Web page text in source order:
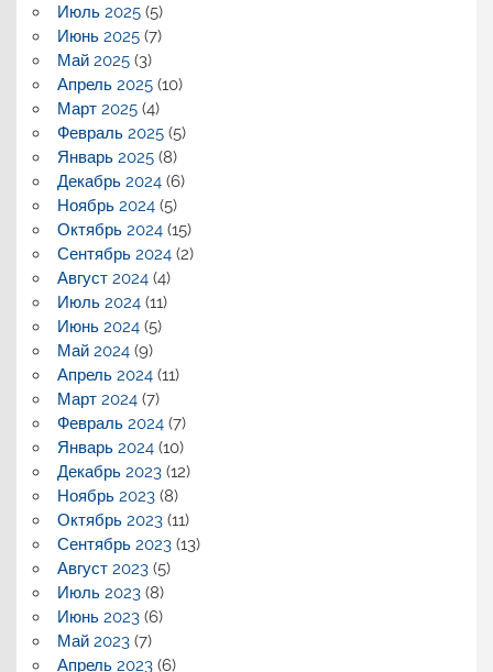
Июль 2025(5)
Июнь 2025(7)
Май 2025(3)
Апрель 2025(10)
Март 2025(4)
Февраль 2025(5)
Январь 2025(8)
Декабрь 2024(6)
Ноябрь 2024(5)
Октябрь 2024(15)
Сентябрь 2024(2)
Август 2024(4)
Июль 2024(11)
Июнь 2024(5)
Май 2024(9)
Апрель 2024(11)
Март 2024(7)
Февраль 2024(7)
Январь 2024(10)
Декабрь 2023(12)
Ноябрь 2023(8)
Октябрь 2023(11)
Сентябрь 2023(13)
Август 2023(5)
Июль 2023(8)
Июнь 2023(6)
Май 2023(7)
Апрель 2023(6)